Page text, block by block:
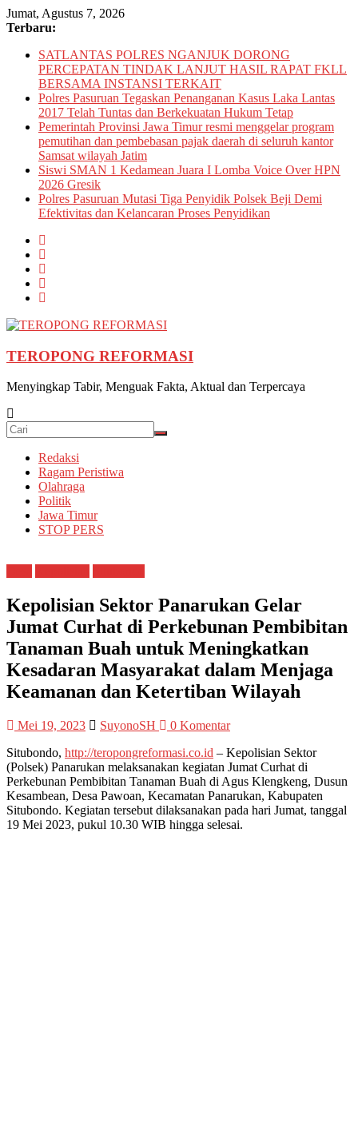
Skip
to
Jumat, Agustus 7, 2026
Terbaru:
SATLANTAS POLRES NGANJUK DORONG
PERCEPATAN TINDAK LANJUT HASIL RAPAT FKLL
BERSAMA INSTANSI TERKAIT
Polres Pasuruan Tegaskan Penanganan Kasus Laka Lantas
2017 Telah Tuntas dan Berkekuatan Hukum Tetap
Pemerintah Provinsi Jawa Timur resmi menggelar program
pemutihan dan pembebasan pajak daerah di seluruh kantor
Samsat wilayah Jatim
Siswi SMAN 1 Kedamean Juara I Lomba Voice Over HPN
2026 Gresik
Polres Pasuruan Mutasi Tiga Penyidik Polsek Beji Demi
Efektivitas dan Kelancaran Proses Penyidikan
TEROPONG REFORMASI
Menyingkap Tabir, Menguak Fakta, Aktual dan Terpercaya
Redaksi
Ragam Peristiwa
Olahraga
Politik
Jawa Timur
STOP PERS
Kepolisian Sektor Panarukan Gelar
Jumat Curhat di Perkebunan Pembibitan
Tanaman Buah untuk Meningkatkan
Kesadaran Masyarakat dalam Menjaga
Keamanan dan Ketertiban Wilayah
Mei 19, 2023 SuyonoSH
0 Komentar
Situbondo, http://teropongreformasi.co.id – Kepolisian Sektor
(Polsek) Panarukan melaksanakan kegiatan Jumat Curhat di
Perkebunan Pembibitan Tanaman Buah di Agus Klengkeng, Dusun
Kesambean, Desa Pawoan, Kecamatan Panarukan, Kabupaten
Situbondo. Kegiatan tersebut dilaksanakan pada hari Jumat, tanggal
19 Mei 2023, pukul 10.30 WIB hingga selesai.